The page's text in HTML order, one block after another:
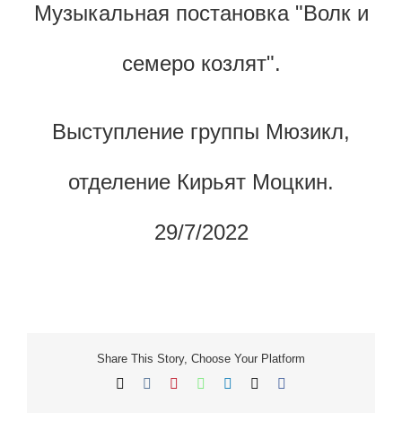
Музыкальная постановка "Волк и
семеро козлят".
Выступление группы Мюзикл,
отделение Кирьят Моцкин.
29/7/2022
Share This Story, Choose Your Platform
Facebook
LinkedIn
WhatsApp
Pinterest